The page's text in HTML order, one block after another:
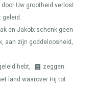
Uw grootheid verlost
geleid.
en Jakob; schenk geen
aan zijn goddeloosheid,
hebt,
zeggen:
land waarover Hij tot